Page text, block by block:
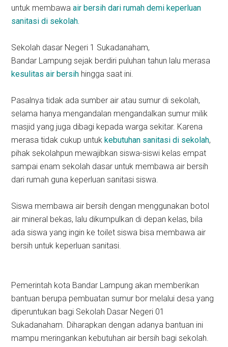
untuk membawaair bersih dari rumah demi keperluan
sanitasi di sekolah.
Sekolah dasar Negeri 1 Sukadanaham,
Bandar Lampung sejak berdiri puluhan tahun lalu merasa
kesulitas air bersih hingga saat ini.
Pasalnya tidak ada sumber air atau sumur di sekolah,
selama hanya mengandalan mengandalkan sumur milik
masjid yang juga dibagi kepada warga sekitar. Karena
merasa tidak cukup untukkebutuhan sanitasi di sekolah,
pihak sekolahpun mewajibkan siswa-siswi kelas empat
sampai enam sekolah dasar untuk membawa air bersih
dari rumah guna keperluan sanitasi siswa.
Siswa membawa air bersih dengan menggunakan botol
air mineral bekas, lalu dikumpulkan di depan kelas, bila
ada siswa yang ingin ke toilet siswa bisa membawa air
bersih untuk keperluan sanitasi.
Pemerintah kota Bandar Lampung akan memberikan
bantuan berupa pembuatan sumur bor melalui desa yang
diperuntukan bagi Sekolah Dasar Negeri 01
Sukadanaham. Diharapkan dengan adanya bantuan ini
mampu meringankan kebutuhan air bersih bagi sekolah.